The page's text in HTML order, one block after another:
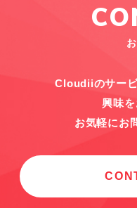
Cloudiiのサー
興味を
お気軽にお